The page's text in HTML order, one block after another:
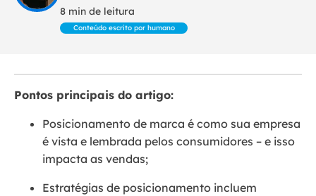
8 min de leitura
Conteúdo escrito por humano
Pontos principais do artigo:
Posicionamento de marca é como sua empresa
é vista e lembrada pelos consumidores – e isso
impacta as vendas;
Estratégias de posicionamento incluem